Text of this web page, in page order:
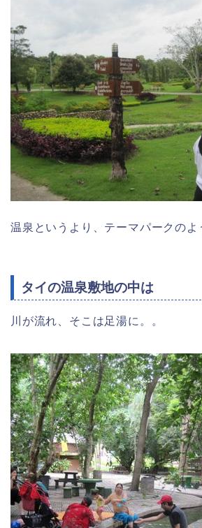
温泉というより、テーマパークのよ
タイの温泉敷地の中は
川が流れ、そこは足湯に。。